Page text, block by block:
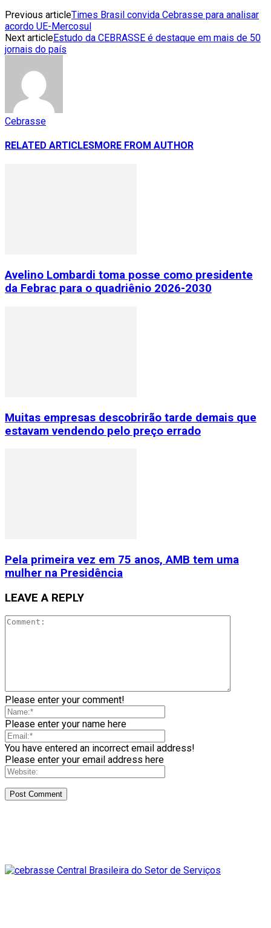
Previous articleTimes Brasil convida Cebrasse para analisar
acordo UE-Mercosul
Next articleEstudo da CEBRASSE é destaque em mais de 50
jornais do país
Cebrasse
RELATED ARTICLESMORE FROM AUTHOR
Avelino Lombardi toma posse como presidente
da Febrac para o quadriênio 2026-2030
Muitas empresas descobrirão tarde demais que
estavam vendendo pelo preço errado
Pela primeira vez em 75 anos, AMB tem uma
mulher na Presidência
LEAVE A REPLY
Please enter your comment!
Please enter your name here
You have entered an incorrect email address!
Please enter your email address here